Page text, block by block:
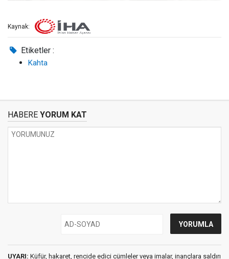
Kaynak:
Etiketler :
Kahta
HABERE YORUM KAT
UYARI: Küfür, hakaret, rencide edici cümleler veya imalar, inançlara saldırı